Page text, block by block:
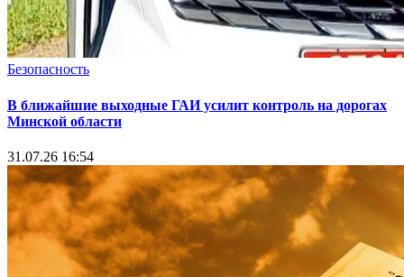
Безопасность
В ближайшие выходные ГАИ усилит контроль на дорогах
Минской области
31.07.26 16:54